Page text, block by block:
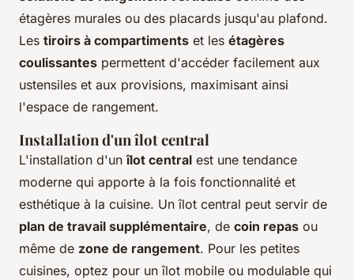
étagères murales ou des placards jusqu'au plafond.
Les tiroirs à compartiments et les étagères
coulissantes permettent d'accéder facilement aux
ustensiles et aux provisions, maximisant ainsi
l'espace de rangement.
Installation d'un îlot central
L'installation d'unîlot central est une tendance
moderne qui apporte à la fois fonctionnalité et
esthétique à la cuisine. Un îlot central peut servir de
plan de travail supplémentaire, de coin repas ou
même de zone de rangement. Pour les petites
cuisines, optez pour un îlot mobile ou modulable qui